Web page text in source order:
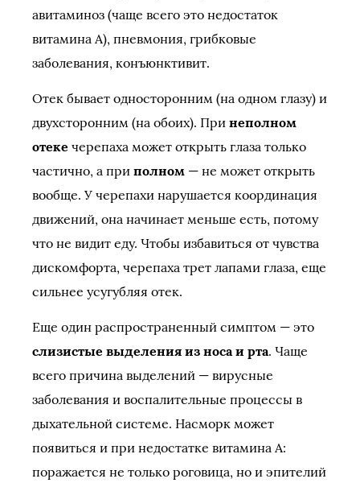
авитаминоз (чаще всего это недостаток
витамина А), пневмония, грибковые
заболевания, конъюнктивит.
Отек бывает односторонним (на одном глазу) и
двухсторонним (на обоих). При неполном
отеке черепаха может открыть глаза только
частично, а при полном — не может открыть
вообще. У черепахи нарушается координация
движений, она начинает меньше есть, потому
что не видит еду. Чтобы избавиться от чувства
дискомфорта, черепаха трет лапами глаза, еще
сильнее усугубляя отек.
Еще один распространенный симптом — это
слизистые выделения из носа и рта. Чаще
всего причина выделений — вирусные
заболевания и воспалительные процессы в
дыхательной системе. Насморк может
появиться и при недостатке витамина А:
поражается не только роговица, но и эпителий